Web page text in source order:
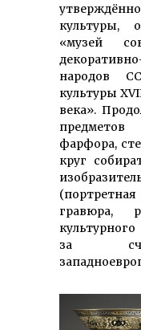
культуры,
«музей
народов
культуры
века».
фарфора,
круг
гравюра,
за